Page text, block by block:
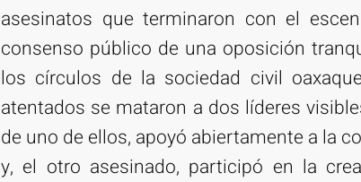
asesinatos que terminaron con el
consenso público de una oposición
los círculos de la sociedad civil
atentados se mataron a dos líderes
de uno de ellos, apoyó abiertamente a la
y, el otro asesinado, participó en la